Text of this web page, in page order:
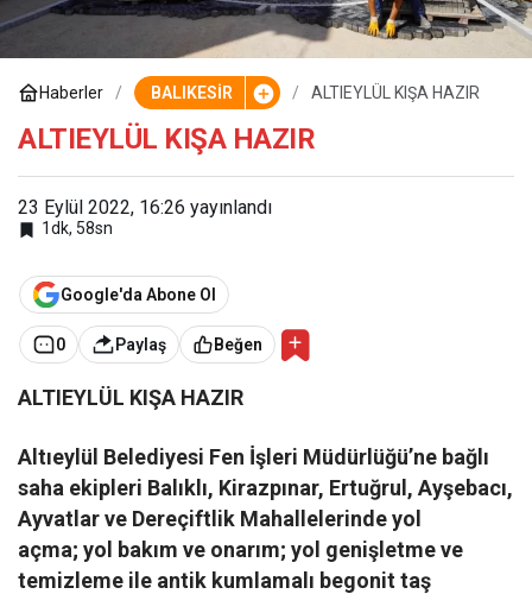
Haberler BALIKESİR ALTIEYLÜL KIŞA HAZIR
ALTIEYLÜL KIŞA HAZIR
23 Eylül 2022, 16:26 yayınlandı
1dk, 58sn
Google'da Abone Ol
0 Paylaş Beğen
ALTIEYLÜL KIŞA HAZIR
Altıeylül Belediyesi Fen İşleri Müdürlüğü’ne bağlı
saha ekipleri Balıklı, Kirazpınar, Ertuğrul, Ayşebacı,
Ayvatlar ve Dereçiftlik Mahallelerindeyol
açma;yol bakım ve onarım; yol genişletme ve
temizleme ile antik kumlamalı begonit taş